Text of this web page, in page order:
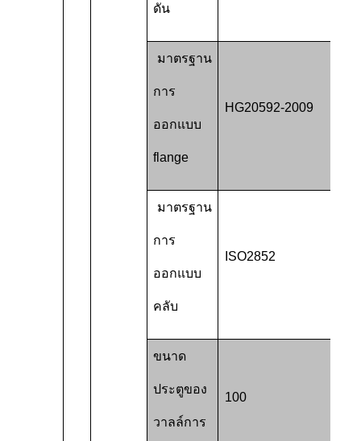
ดัน
มาตรฐาน
การ
ออกแบบ
flange
HG20592-2009
มาตรฐาน
การ
ออกแบบ
คลับ
ISO2852
ขนาด
ประตูของ
วาลล์การ
100